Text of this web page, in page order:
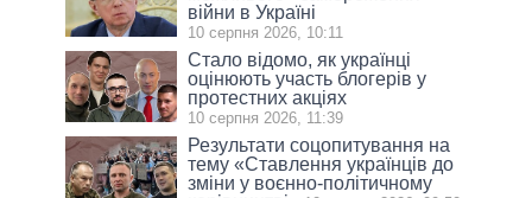
війни в Україні
10 серпня 2026, 10:11
Стало відомо, як українці
оцінюють участь блогерів у
протестних акціях
10 серпня 2026, 11:39
Результати соцопитування на
тeму «Ставлення українців до
зміни у воєнно-політичному